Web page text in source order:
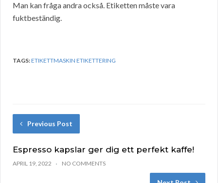
Man kan fråga andra också. Etiketten måste vara
fuktbeständig.
TAGS:ETIKETTMASKIN ETIKETTERING
Previous Post
Espresso kapslar ger dig ett perfekt kaffe!
APRIL 19, 2022 NO COMMENTS